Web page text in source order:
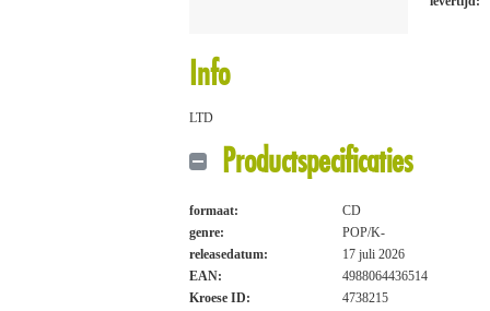
Info
LTD
Productspecificaties
formaat:
CD
genre:
POP/K-
releasedatum:
17 juli 2026
EAN:
4988064436514
Kroese ID:
4738215